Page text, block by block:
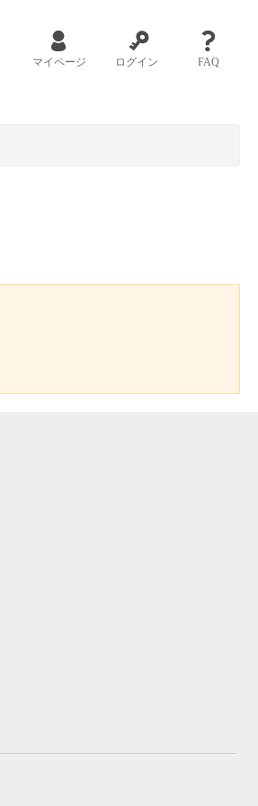
マイページ ログイン FAQ